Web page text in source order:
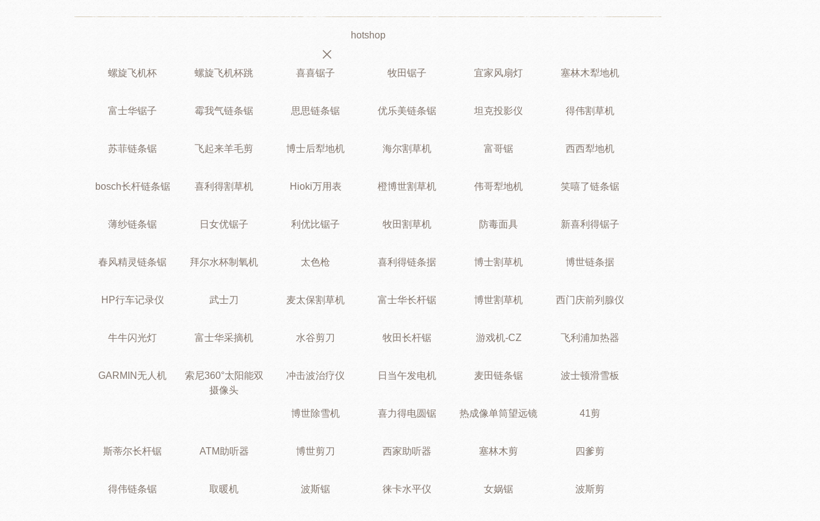
hotshop
螺旋飞机杯 螺旋飞机杯跳 喜喜锯子 牧田锯子 宜家风扇灯 塞林木犁地机
富士华锯子 霉我气链条锯 思思链条锯 优乐美链条锯 坦克投影仪 得伟割草机
苏菲链条锯 飞起来羊毛剪 博士后犁地机 海尔割草机 富哥锯 西西犁地机
bosch长杆链条锯 喜利得割草机 Hioki万用表 橙博世割草机 伟哥犁地机 笑嘻了链条锯
薄纱链条锯 日女优锯子 利优比锯子 牧田割草机 防毒面具 新喜利得锯子
春风精灵链条锯 拜尔水杯制氧机 太色枪 喜利得链条据 博士割草机 博世链条据
HP行车记录仪 武士刀 麦太保割草机 富士华长杆锯 博世割草机 西门庆前列腺仪
牛牛闪光灯 富士华采摘机 水谷剪刀 牧田长杆锯 游戏机-CZ 飞利浦加热器
GARMIN无人机
索尼360°太阳能双
摄像头
冲击波治疗仪 日当午发电机 麦田链条锯 波士顿滑雪板
博世除雪机 喜力得电圆锯 热成像单筒望远镜 41剪
斯蒂尔长杆锯 ATM助听器 博世剪刀 西家助听器 塞林木剪 四爹剪
得伟链条锯 取暖机 波斯锯 徕卡水平仪 女娲锯 波斯剪